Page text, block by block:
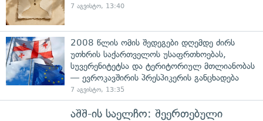
7 აგვისტო, 13:40
2008 წლის ომის შედეგები დღემდე ძირს
უთხრის საქართველოს უსაფრთხოებას,
სუვერენიტეტსა და ტერიტორიულ მთლიანობას
— ევროკავშირის პრესპიკერის განცხადება
7 აგვისტო, 13:35
აშშ-ის საელჩო: შეერთებული